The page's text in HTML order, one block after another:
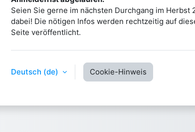
Seien Sie gerne im nächsten Durchgang im Herbst
dabei! Die nötigen Infos werden rechtzeitig auf
Seite veröffentlicht.
Deutsch ‎(de)‎ Cookie-Hinweis